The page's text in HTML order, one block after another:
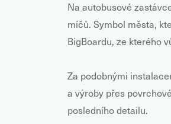
Na autobusové
míčů. Symbol města,
BigBoardu, ze kterého
Za podobnými
a výroby přes
posledního detailu.